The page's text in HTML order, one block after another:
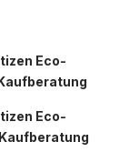
Eco-
Eco-